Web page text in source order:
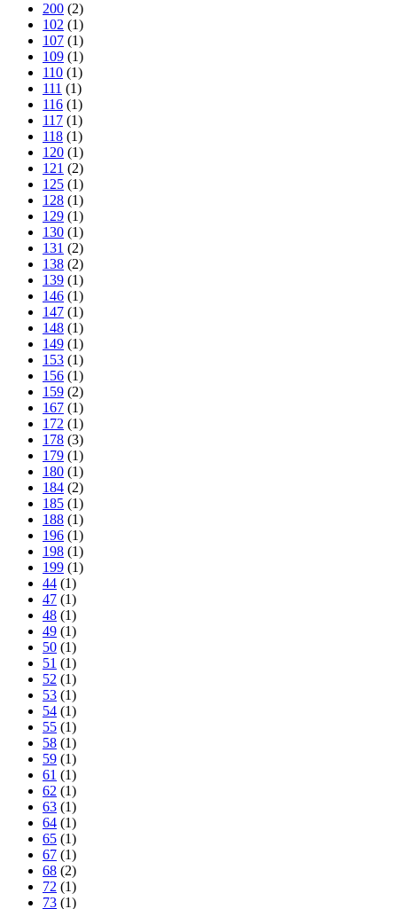
200 (2)
102 (1)
107 (1)
109 (1)
110 (1)
111 (1)
116 (1)
117 (1)
118 (1)
120 (1)
121 (2)
125 (1)
128 (1)
129 (1)
130 (1)
131 (2)
138 (2)
139 (1)
146 (1)
147 (1)
148 (1)
149 (1)
153 (1)
156 (1)
159 (2)
167 (1)
172 (1)
178 (3)
179 (1)
180 (1)
184 (2)
185 (1)
188 (1)
196 (1)
198 (1)
199 (1)
44 (1)
47 (1)
48 (1)
49 (1)
50 (1)
51 (1)
52 (1)
53 (1)
54 (1)
55 (1)
58 (1)
59 (1)
61 (1)
62 (1)
63 (1)
64 (1)
65 (1)
67 (1)
68 (2)
72 (1)
73 (1)